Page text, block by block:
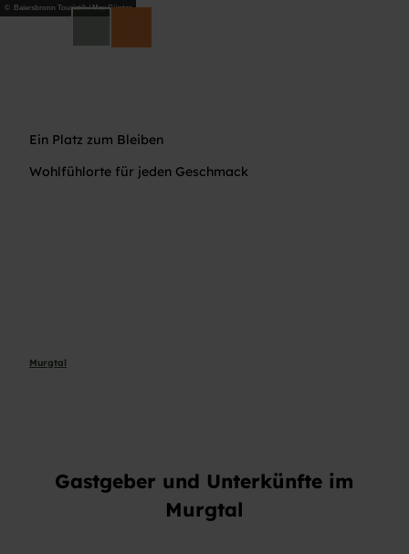
© Baiersbronn Touristik / Max Günter
Ein Platz zum Bleiben
Wohlfühlorte für jeden Geschmack
Murgtal
Gastgeber und Unterkünfte im
Murgtal